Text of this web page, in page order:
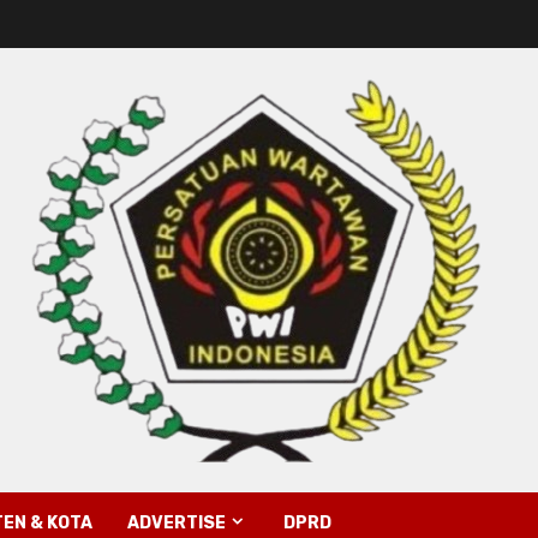
& KOTA ADVERTISE DPRD